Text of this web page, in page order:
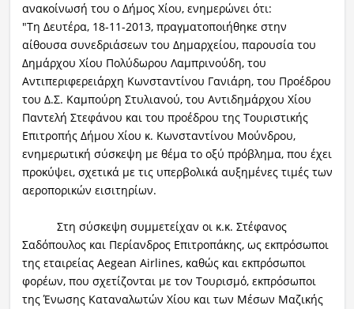
ανακοίνωσή του ο Δήμος Χίου, ενημερώνει ότι:
"Τη Δευτέρα, 18-11-2013, πραγματοποιήθηκε στην
αίθουσα συνεδριάσεων του Δημαρχείου, παρουσία του
Δημάρχου Χίου Πολύδωρου Λαμπρινούδη, του
Αντιπεριφερειάρχη Κωνσταντίνου Γανιάρη, του Προέδρου
του Δ.Σ. Καμπούρη Στυλιανού, του Αντιδημάρχου Χίου
Παντελή Στεφάνου και του προέδρου της Τουριστικής
Επιτροπής Δήμου Χίου κ. Κωνσταντίνου Μούνδρου,
ενημερωτική σύσκεψη με θέμα το οξύ πρόβλημα, που έχει
προκύψει, σχετικά με τις υπερβολικά αυξημένες τιμές των
αεροπορικών εισιτηρίων.
Στη σύσκεψη συμμετείχαν οι κ.κ. Στέφανος
Σαδόπουλος και Περίανδρος Επιτροπάκης, ως εκπρόσωποι
της εταιρείας Aegean Airlines, καθώς και εκπρόσωποι
φορέων, που σχετίζονται με τον Τουρισμό, εκπρόσωποι
της Ένωσης Καταναλωτών Χίου και των Μέσων Μαζικής